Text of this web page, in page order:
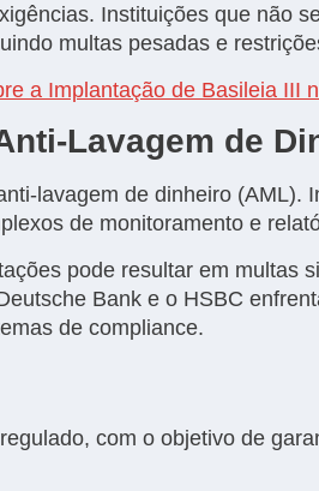
Instituições que não
multas pesadas e
a Implantação de Basileia III
Lavagem de
lavagem de dinheiro (AML).
de monitoramento e
pode resultar em multas
Bank e o HSBC
de compliance.
com o objetivo de